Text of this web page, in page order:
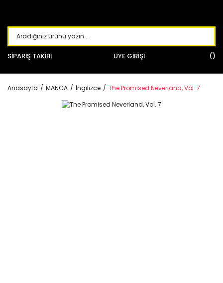
SİPARİŞ TAKİBİ ÜYE GİRİŞİ
Anasayfa MANGA İngilizce The Promised Neverland, Vol. 7